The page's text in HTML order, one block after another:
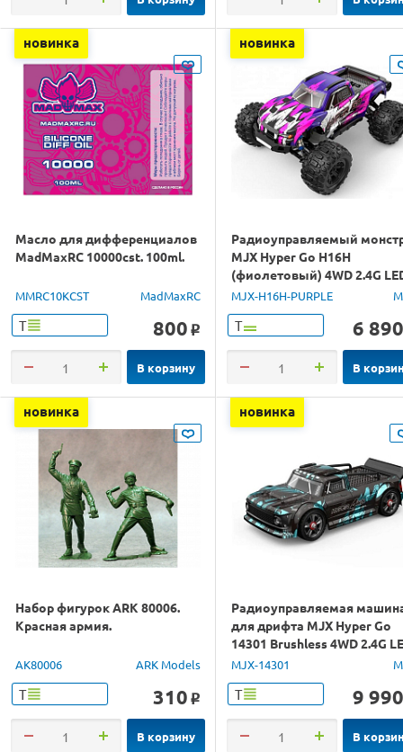
новинка
Масло для дифференциалов
MadMaxRC 10000cst. 100ml.
MMRC10KCST MadMaxRC
Т 800 o
В корзину
новинка
Радиоуправляемый
MJX Hyper Go H16H
(фиолетовый) 4WD 2.4G
GPS 1/16 RTR
MJX-H16H-PURPLE
Т 6 890
В
новинка
Набор фигурок ARK 80006.
Красная армия.
AK80006 ARK Models
Т 310 o
В корзину
новинка
Радиоуправляемая
для дрифта MJX Hyper Go
14301 Brushless 4WD 2.4G
1/14 RTR
MJX-14301
Т 9 990
В